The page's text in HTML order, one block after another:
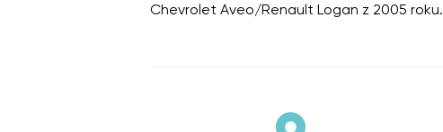
Chevrolet Aveo/Renault Logan z 2005 roku.